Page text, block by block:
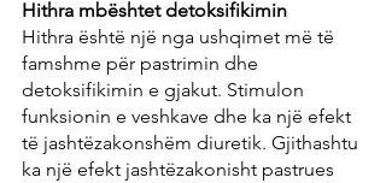
Hithra mbështet detoksifikimin
Hithra është një nga ushqimet më të
famshme për pastrimin dhe
detoksifikimin e gjakut. Stimulon
funksionin e veshkave dhe ka një efekt
të jashtëzakonshëm diuretik. Gjithashtu
ka një efekt jashtëzakonisht pastrues